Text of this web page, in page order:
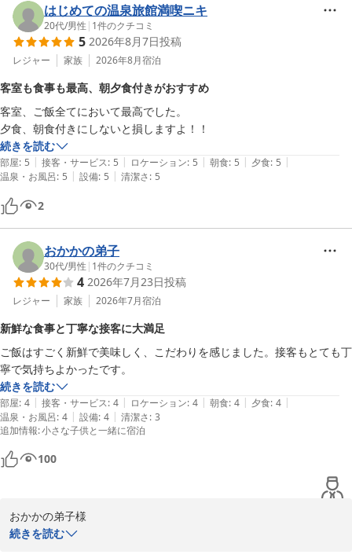
2026-07-22
接客や館内の清潔さ、お食事について「最高」とのお言葉を頂戴
し、スタッフ一同大変嬉しく拝見いたしました。
館内設備に関しましては、貴重なご意見として真摯に受け止め、今
後の設備やサービス向上の参考にさせていただきます。
とのお言葉をいただき、心より感謝申し上げます。
次回お越しの際にも、ご家族皆様により快適にお過ごしいただける
よう、スタッフ一同心を込めてお迎えいたします。楽しい山登り様
のまたのお帰りを、心よりお待ちしております。
城崎温泉 湯楽 Ｙｕｒａｋｕ Ｋｉｎｏｓａｋｉ Ｓｐａ＆Ｇａ
2026-07-17
はじめての温泉旅館満喫ニキ
20代/男性 | 1件のクチコミ
5 2026年8月7日投稿
レジャー 家族 2026年8月宿泊
客室も食事も最高、朝夕食付きがおすすめ
客室、ご飯全てにおいて最高でした。
夕食、朝食付きにしないと損しますよ！！
続きを読む
部屋: 5 | 接客・サービス: 5 | ロケーション: 5 | 朝食: 5 | 夕食: 5 |
温泉・お風呂: 5 | 設備: 5 | 清潔さ: 5
2
おかかの弟子
30代/男性 | 1件のクチコミ
4 2026年7月23日投稿
レジャー 家族 2026年7月宿泊
新鮮な食事と丁寧な接客に大満足
ご飯はすごく新鮮で美味しく、こだわりを感じました。接客もとても丁
寧で気持ちよかったです。
続きを読む
部屋: 4 | 接客・サービス: 4 | ロケーション: 4 | 朝食: 4 | 夕食: 4 |
温泉・お風呂: 4 | 設備: 4 | 清潔さ: 3
追加情報:小さな子供と一緒に宿泊
100
おかかの弟子様
この度は当館をご利用いただき、またご感想をお寄せいただき誠に
続きを読む